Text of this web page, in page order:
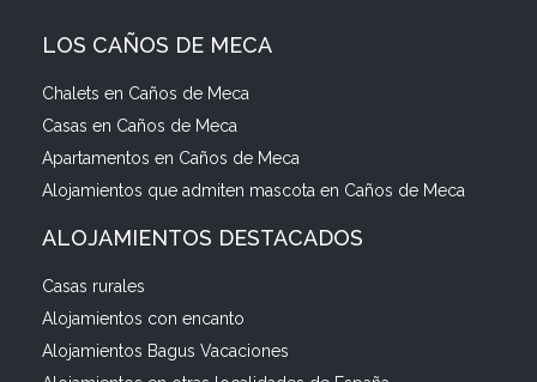
LOS CAÑOS DE MECA
Chalets en Caños de Meca
Casas en Caños de Meca
Apartamentos en Caños de Meca
Alojamientos que admiten mascota en Caños de Meca
ALOJAMIENTOS DESTACADOS
Casas rurales
Alojamientos con encanto
Alojamientos Bagus Vacaciones